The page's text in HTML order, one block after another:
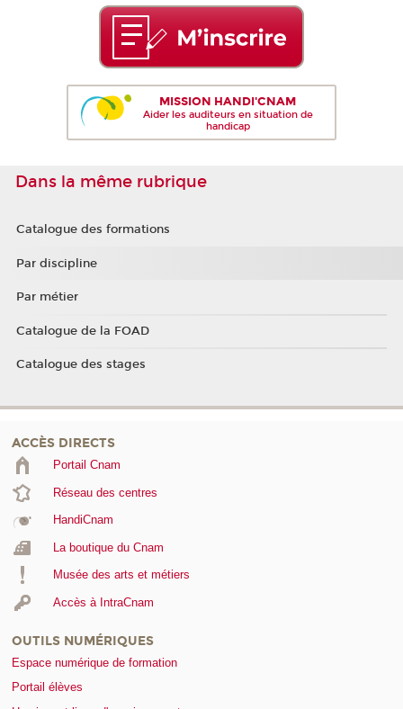
MISSION HANDI'CNAM
Aider les auditeurs en situation de
handicap
Dans la même rubrique
Catalogue des formations
Par discipline
Par métier
Catalogue de la FOAD
Catalogue des stages
ACCÈS DIRECTS
Portail Cnam
Réseau des centres
HandiCnam
La boutique du Cnam
Musée des arts et métiers
Accès à IntraCnam
OUTILS NUMÉRIQUES
Espace numérique de formation
Portail élèves